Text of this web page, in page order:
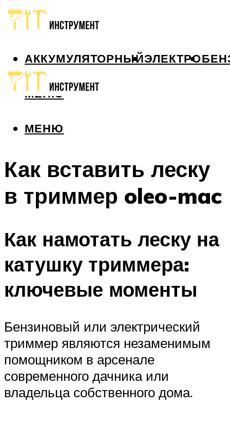
АККУМУЛЯТОРНЫЙЭЛЕКТРО
МЕНЮ
МЕНЮ
Как вставить леску
в триммер oleo-mac
Как намотать леску на
катушку триммера:
ключевые моменты
Бензиновый или электрический
триммер являются незаменимым
помощником в арсенале
современного дачника или
владельца собственного дома.